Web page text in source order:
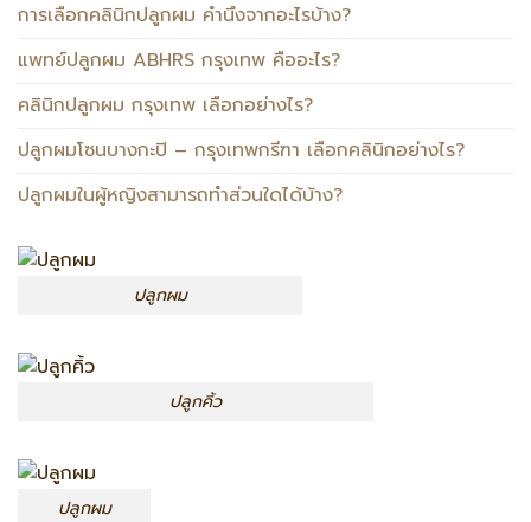
การเลือกคลินิกปลูกผม คำนึงจากอะไรบ้าง?
แพทย์ปลูกผม ABHRS กรุงเทพ คืออะไร?
คลินิกปลูกผม กรุงเทพ เลือกอย่างไร?
ปลูกผมโซนบางกะปิ – กรุงเทพกรีฑา เลือกคลินิกอย่างไร?
ปลูกผมในผู้หญิงสามารถทำส่วนใดได้บ้าง?
ปลูกผม
ปลูกคิ้ว
ปลูกผม